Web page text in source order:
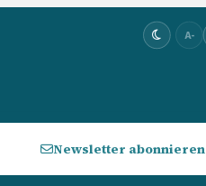
A-
Newsletter abonnieren